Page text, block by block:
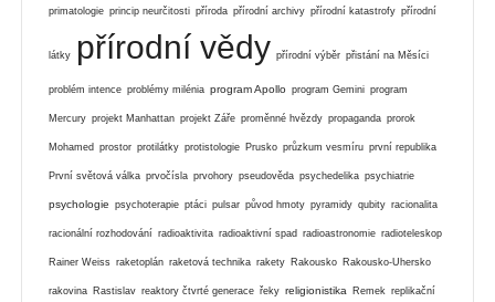
primatologie princip neurčitosti příroda přírodní archivy přírodní katastrofy přírodní
látky přírodní vědy přírodní výběr přistání na Měsíci
problém intence problémy milénia program Apollo program Gemini program
Mercury projekt Manhattan projekt Záře proměnné hvězdy propaganda prorok
Mohamed prostor protilátky protistologie Prusko průzkum vesmíru první republika
První světová válka prvočísla prvohory pseudověda psychedelika psychiatrie
psychologie psychoterapie ptáci pulsar původ hmoty pyramidy qubity racionalita
racionální rozhodování radioaktivita radioaktivní spad radioastronomie radioteleskop
Rainer Weiss raketoplán raketová technika rakety Rakousko Rakousko-Uhersko
rakovina Rastislav reaktory čtvrté generace řeky religionistika Remek replikační